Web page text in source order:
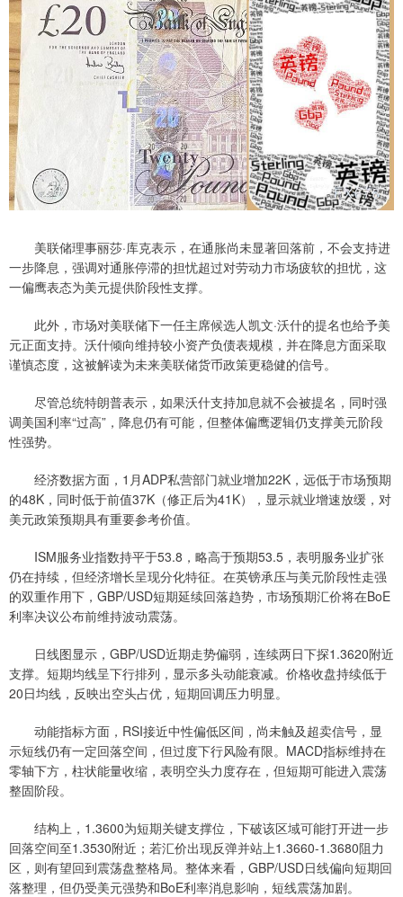
美联储理事丽莎·库克表示，在通胀尚未显著回落前，不会支持进
一步降息，强调对通胀停滞的担忧超过对劳动力市场疲软的担忧，这
一偏鹰表态为美元提供阶段性支撑。
此外，市场对美联储下一任主席候选人凯文·沃什的提名也给予美
元正面支持。沃什倾向维持较小资产负债表规模，并在降息方面采取
谨慎态度，这被解读为未来美联储货币政策更稳健的信号。
尽管总统特朗普表示，如果沃什支持加息就不会被提名，同时强
调美国利率“过高”，降息仍有可能，但整体偏鹰逻辑仍支撑美元阶段
性强势。
经济数据方面，1月ADP私营部门就业增加22K，远低于市场预期
的48K，同时低于前值37K（修正后为41K），显示就业增速放缓，对
美元政策预期具有重要参考价值。
ISM服务业指数持平于53.8，略高于预期53.5，表明服务业扩张
仍在持续，但经济增长呈现分化特征。在英镑承压与美元阶段性走强
的双重作用下，GBP/USD短期延续回落趋势，市场预期汇价将在BoE
利率决议公布前维持波动震荡。
日线图显示，GBP/USD近期走势偏弱，连续两日下探1.3620附近
支撑。短期均线呈下行排列，显示多头动能衰减。价格收盘持续低于
20日均线，反映出空头占优，短期回调压力明显。
动能指标方面，RSI接近中性偏低区间，尚未触及超卖信号，显
示短线仍有一定回落空间，但过度下行风险有限。MACD指标维持在
零轴下方，柱状能量收缩，表明空头力度存在，但短期可能进入震荡
整固阶段。
结构上，1.3600为短期关键支撑位，下破该区域可能打开进一步
回落空间至1.3530附近；若汇价出现反弹并站上1.3660-1.3680阻力
区，则有望回到震荡盘整格局。整体来看，GBP/USD日线偏向短期回
落整理，但仍受美元强势和BoE利率消息影响，短线震荡加剧。